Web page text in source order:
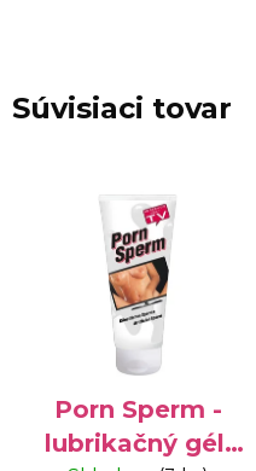
Súvisiaci tovar
Porn Sperm -
lubrikačný gél,